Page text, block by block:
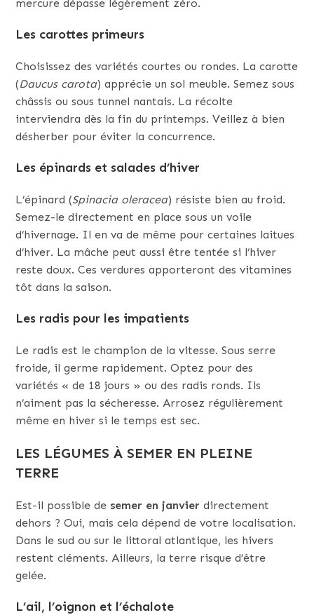
mercure dépasse légèrement zéro.
Les carottes primeurs
Choisissez des variétés courtes ou rondes. La carotte
(Daucus carota) apprécie un sol meuble. Semez sous
châssis ou sous tunnel nantais. La récolte
interviendra dès la fin du printemps. Veillez à bien
désherber pour éviter la concurrence.
Les épinards et salades d’hiver
L’épinard (Spinacia oleracea) résiste bien au froid.
Semez-le directement en place sous un voile
d’hivernage. Il en va de même pour certaines laitues
d’hiver. La mâche peut aussi être tentée si l’hiver
reste doux. Ces verdures apporteront des vitamines
tôt dans la saison.
Les radis pour les impatients
Le radis est le champion de la vitesse. Sous serre
froide, il germe rapidement. Optez pour des
variétés « de 18 jours » ou des radis ronds. Ils
n’aiment pas la sécheresse. Arrosez régulièrement
même en hiver si le temps est sec.
LES LÉGUMES À SEMER EN PLEINE
TERRE
Est-il possible de semer en janvier directement
dehors ? Oui, mais cela dépend de votre localisation.
Dans le sud ou sur le littoral atlantique, les hivers
restent cléments. Ailleurs, la terre risque d’être
gelée.
L’ail, l’oignon et l’échalote